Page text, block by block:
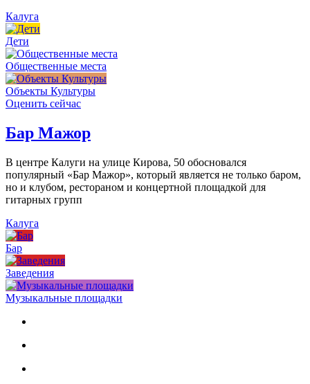
Калуга
Дети
Общественные места
Объекты Культуры
Оценить сейчас
Бар Мажор
В центре Калуги на улице Кирова, 50 обосновался
популярный «Бар Мажор», который является не только баром,
но и клубом, рестораном и концертной площадкой для
гитарных групп
Калуга
Бар
Заведения
Музыкальные площадки